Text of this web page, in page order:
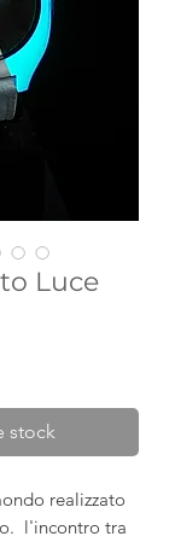
Luce
stock
realizzato
l'incontro tra